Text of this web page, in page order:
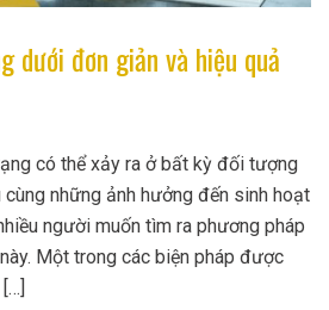
dưới đơn giản và hiệu quả
có thể xảy ra ở bất kỳ đối tượng
cùng những ảnh hưởng đến sinh hoạt
người muốn tìm ra phương pháp
Một trong các biện pháp được